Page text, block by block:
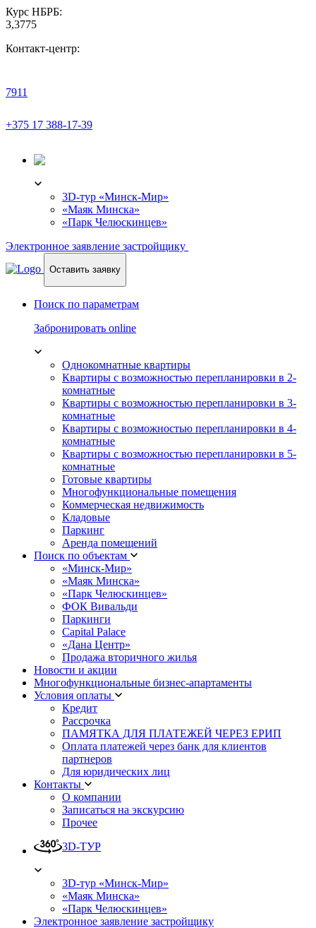
Курс НБРБ:
3,3775
Контакт-центр:
7911
+375 17 388-17-39
3D-тур «Минск-Мир»
«Маяк Минска»
«Парк Челюскинцев»
Электронное заявление застройщику
Оставить заявку
Поиск по параметрам
Забронировать online
Однокомнатные квартиры
Квартиры с возможностью перепланировки в 2-
комнатные
Квартиры с возможностью перепланировки в 3-
комнатные
Квартиры с возможностью перепланировки в 4-
комнатные
Квартиры с возможностью перепланировки в 5-
комнатные
Готовые квартиры
Многофункциональные помещения
Коммерческая недвижимость
Кладовые
Паркинг
Аренда помещений
Поиск по объектам
«Минск-Мир»
«Маяк Минска»
«Парк Челюскинцев»
ФОК Вивальди
Паркинги
Capital Palace
«Дана Центр»
Продажа вторичного жилья
Новости и акции
Многофункциональные бизнес-апартаменты
Условия оплаты
Кредит
Рассрочка
ПАМЯТКА ДЛЯ ПЛАТЕЖЕЙ ЧЕРЕЗ ЕРИП
Оплата платежей через банк для клиентов
партнеров
Для юридических лиц
Контакты
О компании
Записаться на экскурсию
Прочее
3D-ТУР
3D-тур «Минск-Мир»
«Маяк Минска»
«Парк Челюскинцев»
Электронное заявление застройщику